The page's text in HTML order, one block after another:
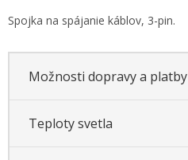
Spojka na spájanie káblov, 3-pin.
Možnosti dopravy a platby
Teploty svetla